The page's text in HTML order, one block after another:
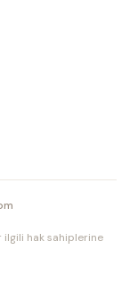
ilgili hak sahiplerine